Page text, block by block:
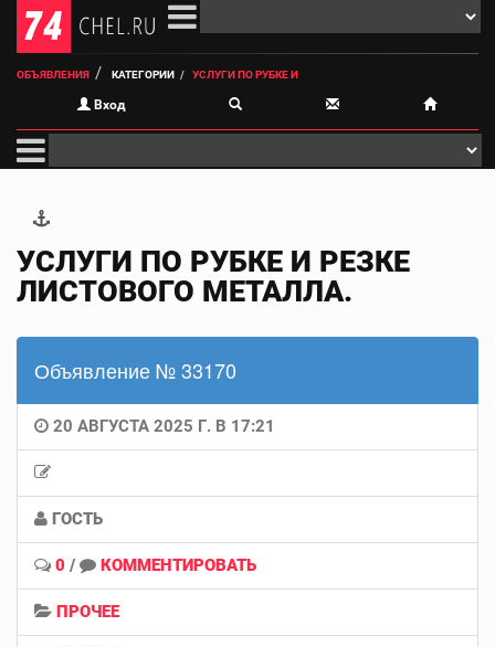
ОБЪЯВЛЕНИЯ КАТЕГОРИИ УСЛУГИ ПО РУБКЕ И
Вход
УСЛУГИ ПО РУБКЕ И РЕЗКЕ
ЛИСТОВОГО МЕТАЛЛА.
Объявление № 33170
20 АВГУСТА 2025 Г. В 17:21
ГОСТЬ
0 / КОММЕНТИРОВАТЬ
ПРОЧЕЕ